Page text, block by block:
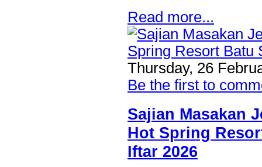
Read more...
Thursday, 26
Be the first to
Sajian Masakan
Hot Spring
Iftar 2026